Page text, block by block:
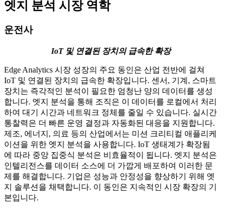
엣지 분석 시장 역학
운전사
IoT 및 연결된 장치의 급속한 확장
Edge Analytics 시장 성장의 주요 동인은 산업 전반에 걸쳐
IoT 및 연결된 장치의 급속한 확장입니다. 센서, 기계, 스마트
장치는 즉각적인 분석이 필요한 엄청난 양의 데이터를 생성
합니다. 엣지 분석을 통해 조직은 이 데이터를 로컬에서 처리
하여 대기 시간과 네트워크 정체를 줄일 수 있습니다. 실시간
통찰력은 더 빠른 운영 결정과 자동화된 대응을 지원합니다.
제조, 에너지, 의료 등의 산업에서는 미션 크리티컬 애플리케
이션을 위한 엣지 분석을 사용합니다. IoT 생태계가 확장됨
에 따라 중앙 집중식 분석은 비효율적이 됩니다. 엣지 분석은
인텔리전스를 데이터 소스에 더 가깝게 배포하여 이러한 문
제를 해결합니다. 기업은 성능과 안정성을 향상하기 위해 엣
지 솔루션을 채택합니다. 이 동인은 지속적인 시장 확장의 기
본입니다.